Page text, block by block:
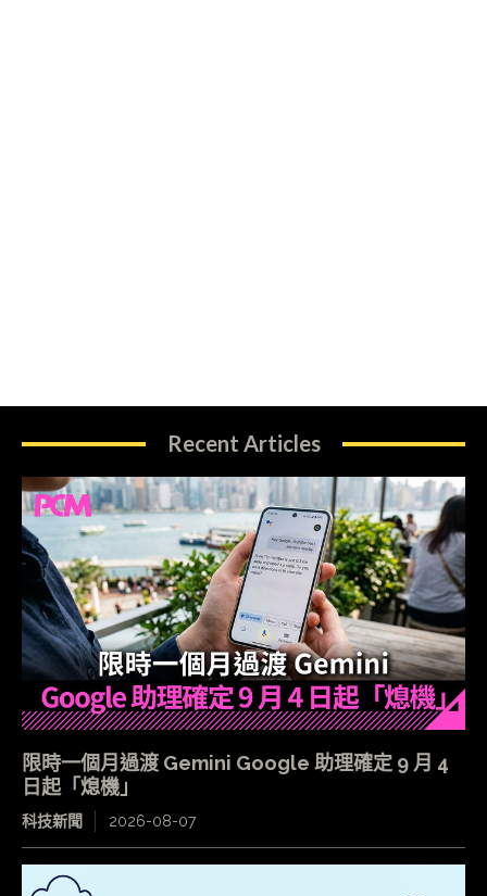
Recent Articles
限時一個月過渡 Gemini Google 助理確定 9 月 4
日起「熄機」
科技新聞 2026-08-07